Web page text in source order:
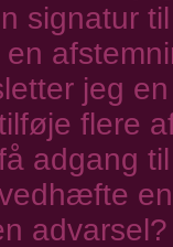
signatur
jeg
flere
adgang
advarsel?